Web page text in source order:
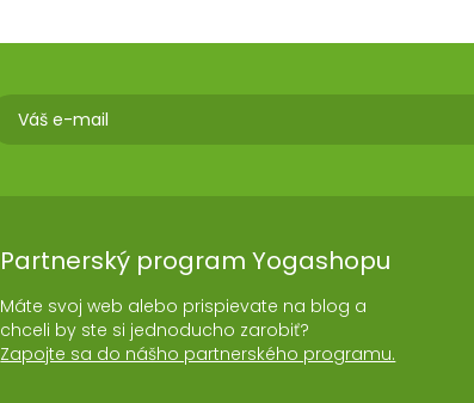
Partnerský program Yogashopu
Máte svoj web alebo prispievate na blog a
chceli by ste si jednoducho zarobiť?
Zapojte sa do nášho partnerského programu.